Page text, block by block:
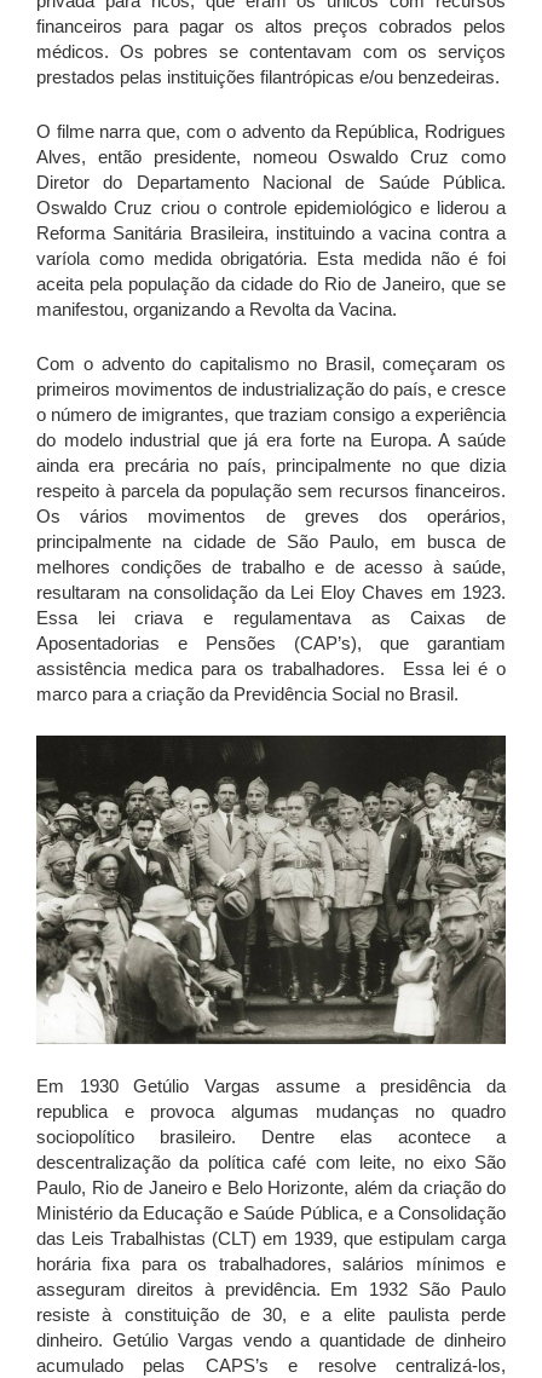
financeiros para pagar os altos preços cobrados pelos
médicos. Os pobres se contentavam com os serviços
prestados pelas instituições filantrópicas e/ou benzedeiras.
O filme narra que, com o advento da República, Rodrigues
Alves, então presidente, nomeou Oswaldo Cruz como
Diretor do Departamento Nacional de Saúde Pública.
Oswaldo Cruz criou o controle epidemiológico e liderou a
Reforma Sanitária Brasileira, instituindo a vacina contra a
varíola como medida obrigatória. Esta medida não é foi
aceita pela população da cidade do Rio de Janeiro, que se
manifestou, organizando a Revolta da Vacina.
Com o advento do capitalismo no Brasil, começaram os
primeiros movimentos de industrialização do país, e cresce
o número de imigrantes, que traziam consigo a experiência
do modelo industrial que já era forte na Europa. A saúde
ainda era precária no país, principalmente no que dizia
respeito à parcela da população sem recursos financeiros.
Os vários movimentos de greves dos operários,
principalmente na cidade de São Paulo, em busca de
melhores condições de trabalho e de acesso à saúde,
resultaram na consolidação da Lei Eloy Chaves em 1923.
Essa lei criava e regulamentava as Caixas de
Aposentadorias e Pensões (CAP’s), que garantiam
assistência medica para os trabalhadores. Essa lei é o
marco para a criação da Previdência Social no Brasil.
Em 1930 Getúlio Vargas assume a presidência da
republica e provoca algumas mudanças no quadro
sociopolítico brasileiro. Dentre elas acontece a
descentralização da política café com leite, no eixo São
Paulo, Rio de Janeiro e Belo Horizonte, além da criação do
Ministério da Educação e Saúde Pública, e a Consolidação
das Leis Trabalhistas (CLT) em 1939, que estipulam carga
horária fixa para os trabalhadores, salários mínimos e
asseguram direitos à previdência. Em 1932 São Paulo
resiste à constituição de 30, e a elite paulista perde
dinheiro. Getúlio Vargas vendo a quantidade de dinheiro
acumulado pelas CAPS’s e resolve centralizá-los,